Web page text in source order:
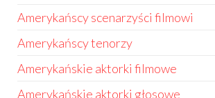
Amerykańscy scenarzyści filmowi
Amerykańscy tenorzy
Amerykańskie aktorki filmowe
Amerykańskie aktorki głosowe